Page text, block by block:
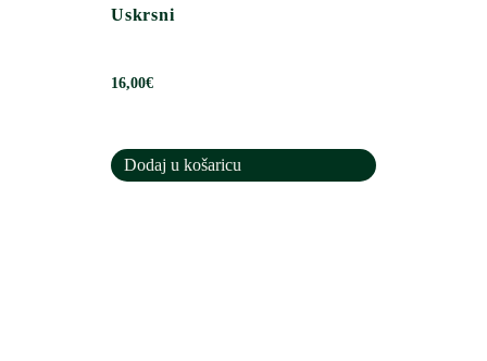
Uskrsni
16,00€
Dodaj u košaricu